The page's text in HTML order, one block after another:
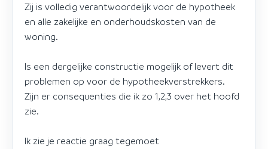
Zij is volledig verantwoordelijk voor de hypotheek
en alle zakelijke en onderhoudskosten van de
woning.
Is een dergelijke constructie mogelijk of levert dit
problemen op voor de hypotheekverstrekkers.
Zijn er consequenties die ik zo 1,2,3 over het hoofd
zie.
Ik zie je reactie graag tegemoet